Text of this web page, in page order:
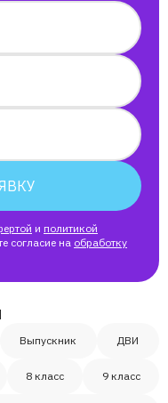
и политикой
согласие на обработку
Выпускник ДВИ
8 класс 9 класс